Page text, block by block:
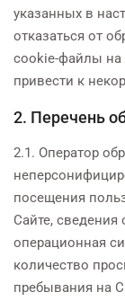
указанных в
отказаться от
cookie-файлы на
привести к
2. Перечень
2.1. Оператор
посещения
Сайте, сведения
операционная
количество
пребывания на